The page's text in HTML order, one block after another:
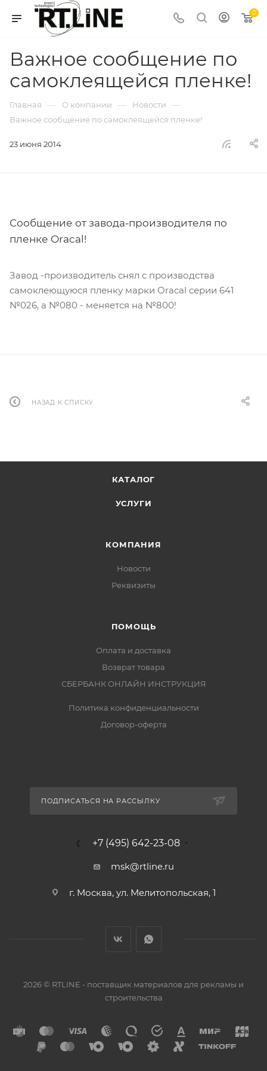
0
Важное сообщение по
самоклеящейся пленке!
Главная — О компании — Новости —
Важное сообщение по самоклеящейся пленке!
23 июня 2014
Сообщение от завода-производителя по
пленке Oracal!
Завод -производитель снял с производства
самоклеющуюся пленку марки Oracal серии 641
№026, а №080 - меняется на №800!
НАЗАД К СПИСКУ
КАТАЛОГ
УСЛУГИ
КОМПАНИЯ
Новости
Реквизиты
ПОМОЩЬ
Оплата и доставка
Возврат товара
СБЕРБАНК ОНЛАЙН ИНСТРУКЦИЯ
Политика конфиденциальности
Договор-оферта
ПОДПИСАТЬСЯ НА РАССЫЛКУ
+7 (495) 642-23-08
msk@rtline.ru
г. Москва, ул. Мелитопольская, 1
2026 © RTLINE - поставщик материалов для рекламы и
строительства